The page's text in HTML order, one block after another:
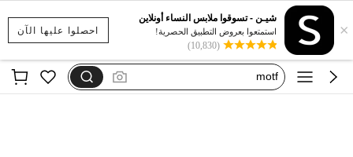
احصلوا عليها الآن ×
شيـن - تسوقوا ملابس النساء أونلاين
استمتعوا بعروض التطبيق الحصرية!
(10,830)
encendedores personalizados
motf
فستان يخفي الكرش